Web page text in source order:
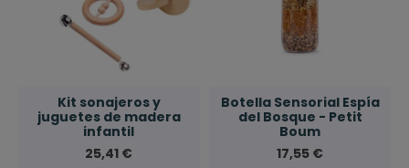
Kit sonajeros y
juguetes de madera
infantil
25,41 €
Botella Sensorial Espía
del Bosque - Petit
Boum
17,55 €